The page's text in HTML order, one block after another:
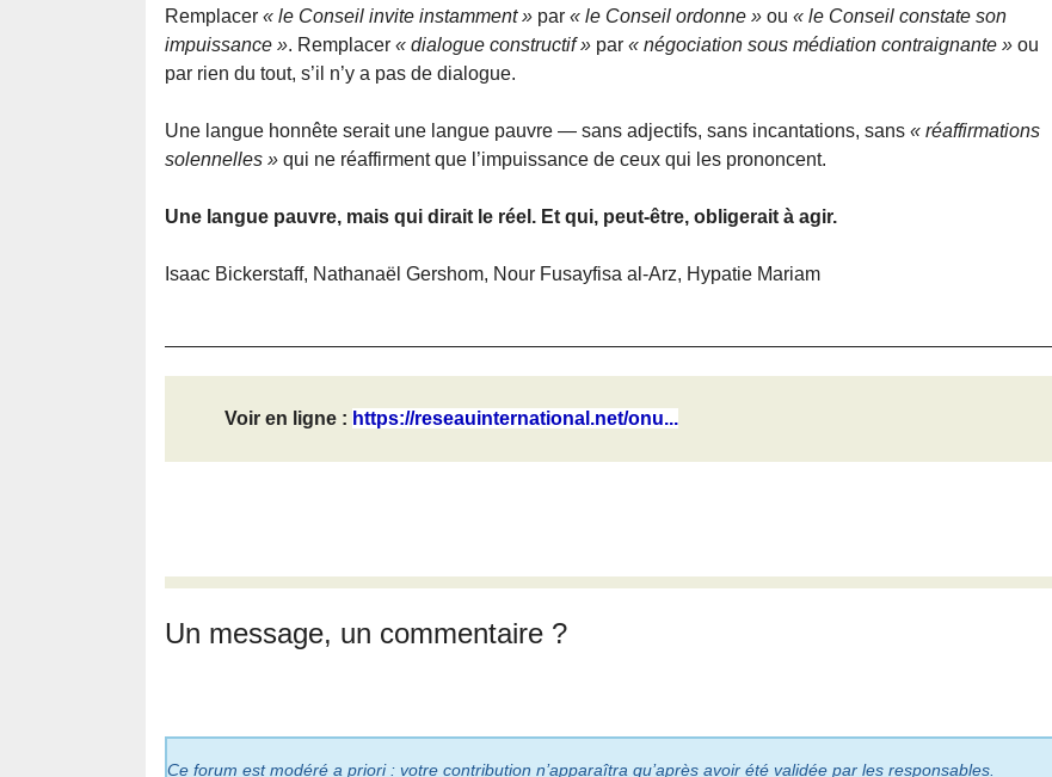
Remplacer « le Conseil invite instamment » par « le Conseil ordonne » ou « le Conseil constate son
impuissance ». Remplacer « dialogue constructif » par « négociation sous médiation contraignante » ou
par rien du tout, s’il n’y a pas de dialogue.
Une langue honnête serait une langue pauvre — sans adjectifs, sans incantations, sans « réaffirmations
solennelles » qui ne réaffirment que l’impuissance de ceux qui les prononcent.
Une langue pauvre, mais qui dirait le réel. Et qui, peut-être, obligerait à agir.
Isaac Bickerstaff, Nathanaël Gershom, Nour Fusayfisa al-Arz, Hypatie Mariam
Voir en ligne : https://reseauinternational.net/onu...
Un message, un commentaire ?
Ce forum est modéré a priori : votre contribution n’apparaîtra qu’après avoir été validée par les responsables.